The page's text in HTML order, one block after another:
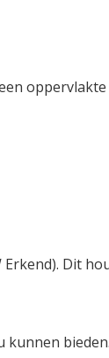
Dit